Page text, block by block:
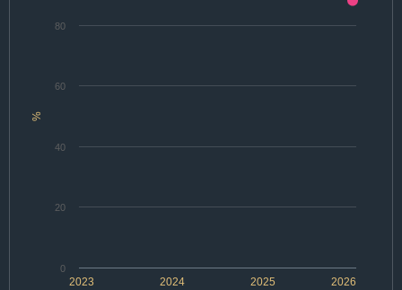
%
2024 2026
2023 2025
0
20
40
60
80